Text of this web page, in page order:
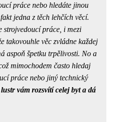
práce nebo hledáte jinou
jedna z těch lehčích věcí.
strojvedoucí práce , i mezi
takovouhle věc zvládne každej
aspoň špetku trpělivosti. No a
mimochodem často hledaj
práce nebo jiný technický
vám rozsvítí celej byt a dá